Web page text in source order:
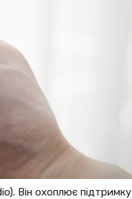
Він охоплює підтримку